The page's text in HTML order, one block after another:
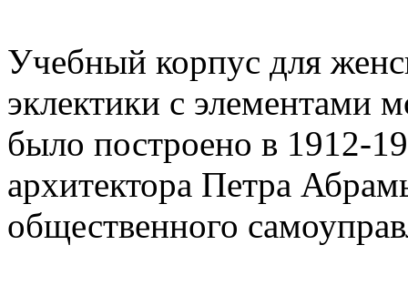
Учебный корпус для
эклектики с элементами
было построено в 1912-
архитектора Петра
общественного